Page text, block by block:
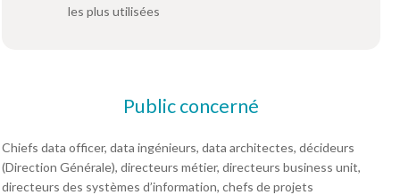
les plus utilisées
Public concerné
Chiefs data officer, data ingénieurs, data architectes, décideurs
(Direction Générale), directeurs métier, directeurs business unit,
directeurs des systèmes d’information, chefs de projets